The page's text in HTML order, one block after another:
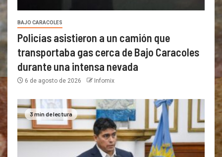
BAJO CARACOLES
Policías asistieron a un camión que
transportaba gas cerca de Bajo Caracoles
durante una intensa nevada
6 de agosto de 2026 Infomix
3 min de lectura